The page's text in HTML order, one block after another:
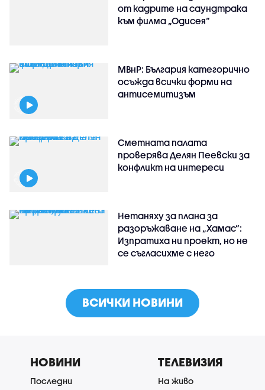
от кадрите на саундтрака
към филма „Одисея“
МВнР: България категорично
осъжда всички форми на
антисемитизъм
Сметната палата
проверява Делян Пеевски за
конфликт на интереси
Нетаняху за плана за
разоръжаване на „Хамас“:
Изпратиха ни проект, но не
се съгласихме с него
ВСИЧКИ НОВИНИ
НОВИНИ
Последни
ТЕЛЕВИЗИЯ
На живо